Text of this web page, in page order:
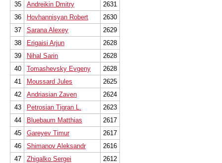
35
Andreikin Dmitry
2631
36
Hovhannisyan Robert
2630
37
Sarana Alexey
2629
38
Erigaisi Arjun
2628
39
Nihal Sarin
2628
40
Tomashevsky Evgeny
2628
41
Moussard Jules
2625
42
Andriasian Zaven
2624
43
Petrosian Tigran L.
2623
44
Bluebaum Matthias
2617
45
Gareyev Timur
2617
46
Shimanov Aleksandr
2616
47
Zhigalko Sergei
2612